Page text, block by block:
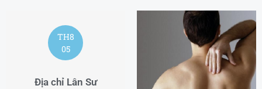
TH8
05
Địa chỉ Lân Sư